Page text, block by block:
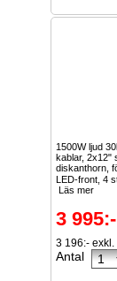
1500W ljud
kablar, 2x12"
diskanthorn,
LED-front, 4
Läs mer
3 995:-
3 196:- exkl.
Antal